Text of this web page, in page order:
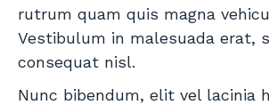
rutrum quam quis magna
Vestibulum in malesuada erat,
consequat nisl.
Nunc bibendum, elit vel lacinia